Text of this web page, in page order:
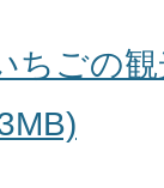
ちごの